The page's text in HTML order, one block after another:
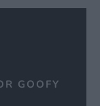
GOOFY